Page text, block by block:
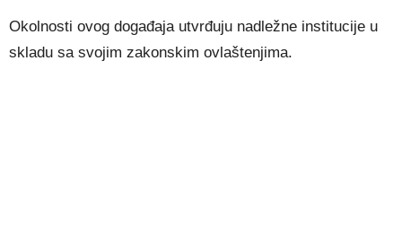
Okolnosti ovog događaja utvrđuju nadležne institucije u
skladu sa svojim zakonskim ovlaštenjima.